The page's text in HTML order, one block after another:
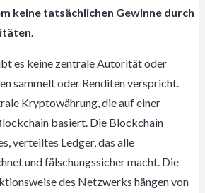
keine tatsächlichen Gewinne durch
es keine zentrale Autorität oder
sammelt oder Renditen verspricht.
Kryptowährung, die auf einer
basiert. Die Blockchain
verteiltes Ledger, das alle
und fälschungssicher macht. Die
des Netzwerks hängen von